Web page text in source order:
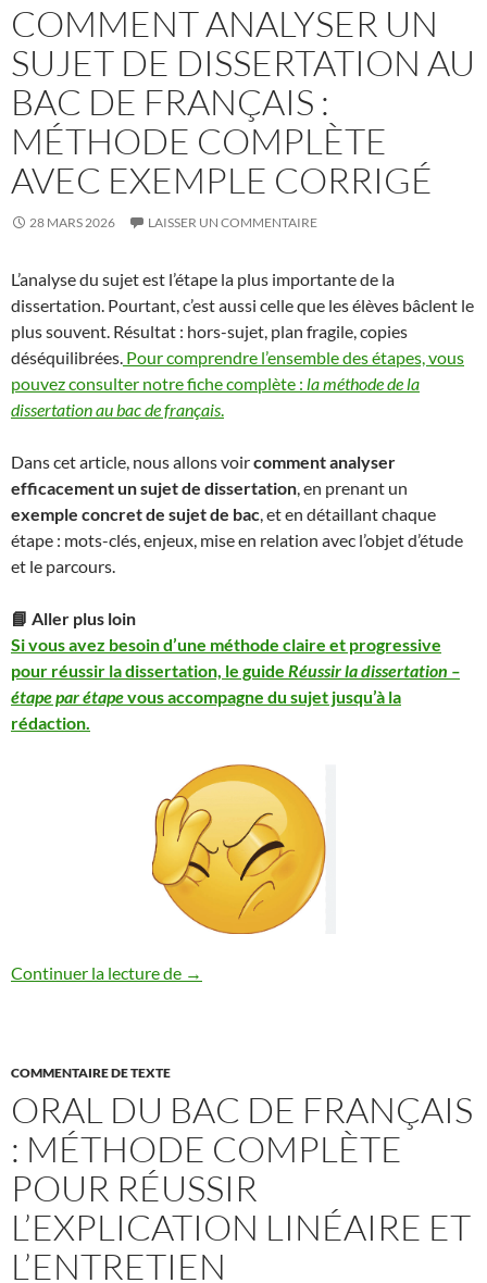
COMMENT ANALYSER UN
SUJET DE DISSERTATION AU
BAC DE FRANÇAIS :
MÉTHODE COMPLÈTE
AVEC EXEMPLE CORRIGÉ
28 MARS 2026 LAISSER UN COMMENTAIRE
L’analyse du sujet est l’étape la plus importante de la
dissertation. Pourtant, c’est aussi celle que les élèves bâclent le
plus souvent. Résultat : hors-sujet, plan fragile, copies
déséquilibrées. Pour comprendre l’ensemble des étapes, vous
pouvez consulter notre fiche complète : la méthode de la
dissertation au bac de français.
Dans cet article, nous allons voircomment analyser
efficacement un sujet de dissertation, en prenant un
exemple concret de sujet de bac, et en détaillant chaque
étape : mots-clés, enjeux, mise en relation avec l’objet d’étude
et le parcours.
📘 Aller plus loin
Si vous avez besoin d’une méthode claire et progressive
pour réussir la dissertation, le guide Réussir la dissertation –
étape par étapevous accompagne du sujet jusqu’à la
rédaction.
Continuer la lecture de COMMENT ANALYSER UN SUJET DE
→
COMMENTAIRE DE TEXTE
ORAL DU BAC DE FRANÇAIS
: MÉTHODE COMPLÈTE
POUR RÉUSSIR
L’EXPLICATION LINÉAIRE ET
L’ENTRETIEN